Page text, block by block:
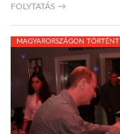
FOLYTATÁS →
MAGYARORSZÁGON TÖRTÉNT